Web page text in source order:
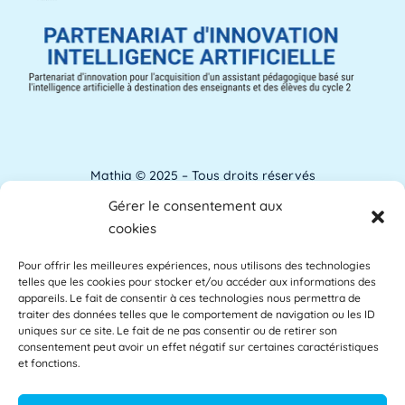
Gérer le consentement aux
cookies
Pour offrir les meilleures expériences, nous utilisons des technologies
telles que les cookies pour stocker et/ou accéder aux informations des
appareils. Le fait de consentir à ces technologies nous permettra de
traiter des données telles que le comportement de navigation ou les ID
uniques sur ce site. Le fait de ne pas consentir ou de retirer son
consentement peut avoir un effet négatif sur certaines caractéristiques
et fonctions.
ANACT
ANACT est l'acronyme de l'Agence nationale
Analyse de l'apprentissage
les commentaires des étudiants comme base
des [...]Lire plus »
APAE
L'APAE, ou Attaché Principal d'Administration
Mathia © 2025 – Tous droits réservés
Mentions Légales
Accessibilité
Glossaire
Centre d’aide